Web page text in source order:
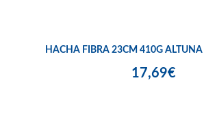
HACHA FIBRA 23CM 410G
17,69€